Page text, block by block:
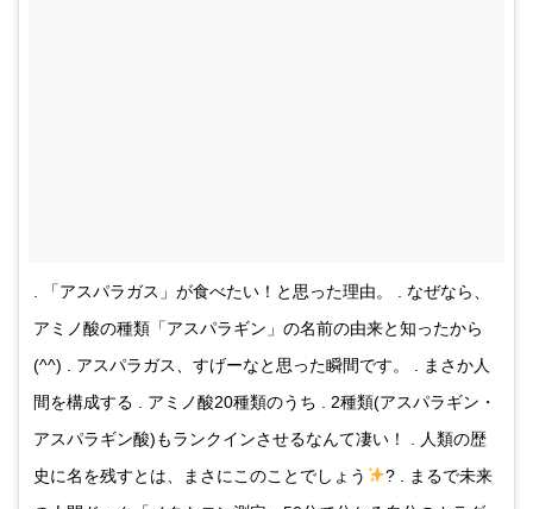
. 「アスパラガス」が食べたい！と思った理由。 . なぜなら、
アミノ酸の種類「アスパラギン」の名前の由来と知ったから
(^^) . アスパラガス、すげーなと思った瞬間です。 . まさか人
間を構成する . アミノ酸20種類のうち . 2種類(アスパラギン・
アスパラギン酸)もランクインさせるなんて凄い！ . 人類の歴
史に名を残すとは、まさにこのことでしょう
? . まるで未来